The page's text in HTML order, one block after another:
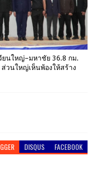
ยนใหญ่–มหาชัย 36.8 กม.
วนใหญ่เห็นพ้องให้สร้าง
DISQUS FACEBOOK